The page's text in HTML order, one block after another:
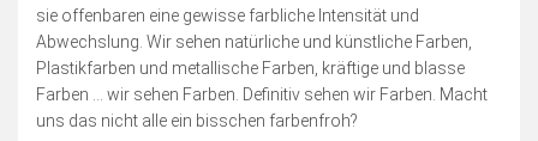
sie offenbaren eine gewisse farbliche Intensität und
Abwechslung. Wir sehen natürliche und künstliche Farben,
Plastikfarben und metallische Farben, kräftige und blasse
Farben … wir sehen Farben. Definitiv sehen wir Farben. Macht
uns das nicht alle ein bisschen farbenfroh?